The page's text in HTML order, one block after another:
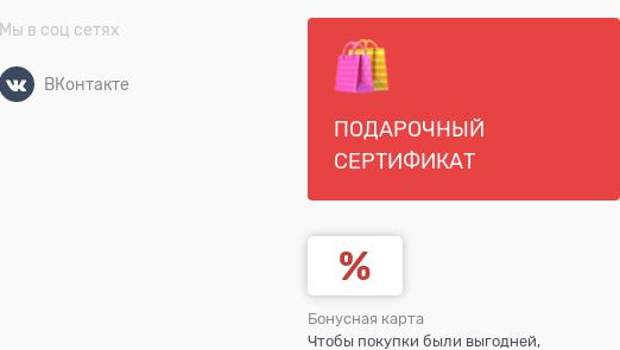
Мы в соц сетях
ВКонтакте
ПОДАРОЧНЫЙ
СЕРТИФИКАТ
Бонусная карта
Чтобы покупки были выгодней,